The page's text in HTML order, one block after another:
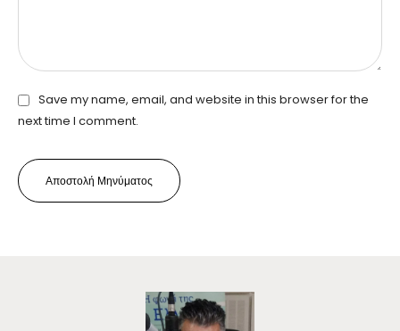
Save my name, email, and website in this browser for the
next time I comment.
Αποστολή Μηνύματος